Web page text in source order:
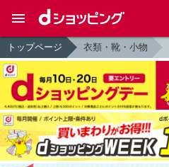
トップページ 衣類・靴・小物